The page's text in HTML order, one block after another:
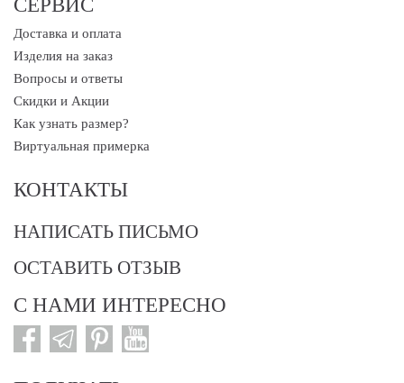
Доставка и оплата
Изделия на заказ
Вопросы и ответы
Скидки и Акции
Как узнать размер?
Виртуальная примерка
КОНТАКТЫ
НАПИСАТЬ ПИСЬМО
ОСТАВИТЬ ОТЗЫВ
С НАМИ ИНТЕРЕСНО